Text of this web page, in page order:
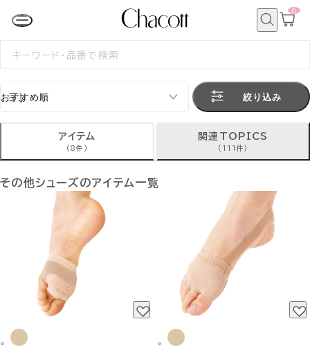
カ
0
検
絞り込み
アイテム
(8件)
関連TOPICS
(111件)
その他シューズのアイテム一覧